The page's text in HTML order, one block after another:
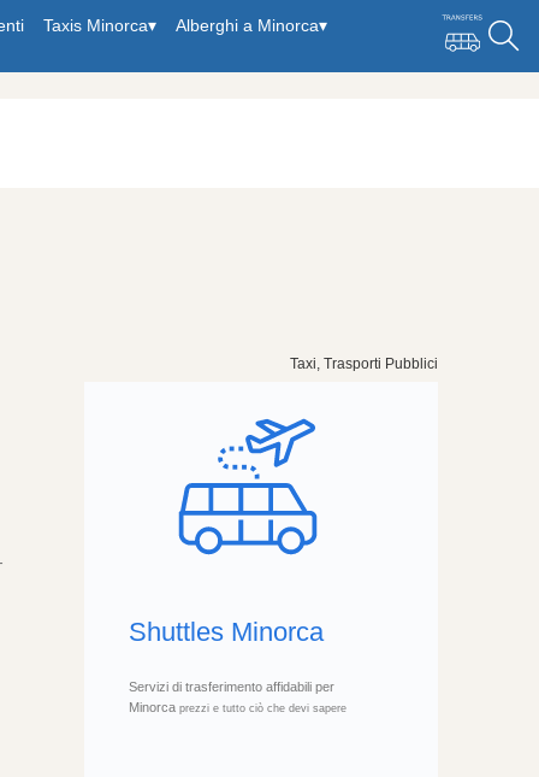
Taxi, Trasporti Pubblici
Shuttles Minorca
Servizi di trasferimento affidabili per
Minorca prezzi e tutto ciò che devi sapere
Taxis Minorca▾ Alberghi a Minorca▾